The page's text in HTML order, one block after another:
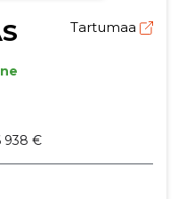
Tartumaa
938 €